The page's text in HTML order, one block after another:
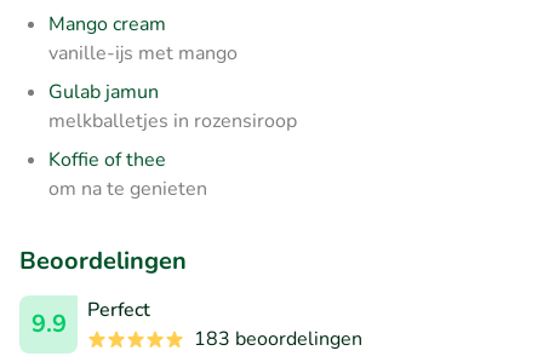
Mango cream
vanille-ijs met mango
Gulab jamun
melkballetjes in rozensiroop
Koffie of thee
om na te genieten
Beoordelingen
9.9
Perfect
183 beoordelingen